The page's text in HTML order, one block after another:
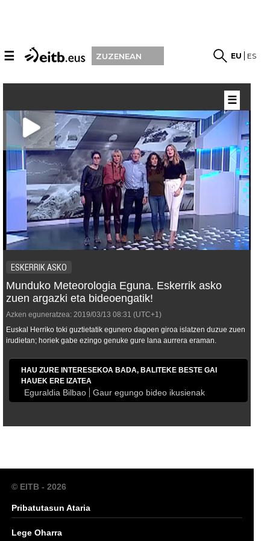
☰ ZUZENEAN EU ES
ESKERRIK ASKO
Munduko Meteorologia Eguna. Eskerrik asko
zuen argazki eta bideoengatik!
Azken eguneratzea: 2019/03/13 08:31 (UTC+1)
Euskal Herriko toki guztietatik egunero dagoen giroa islatzen duzue zuen
irudietan; horiek gabe ezingo genuke gure lana aurrera eraman.
HAU ZURE INTERESEKOA BADA, BALITEKE BESTE GAI
HAUEK ERE IZATEA
Eguraldia Bilbao Gaur egungo bideo ikusienak
☰
© EITB - 2026
Pribatutasun Ataria
Lege Oharra